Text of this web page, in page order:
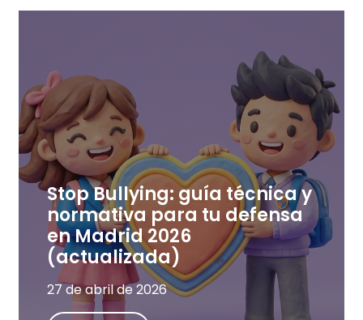
Stop Bullying: guía técnica y
normativa para tu defensa
en Madrid 2026
(actualizada)
27 de abril de 2026